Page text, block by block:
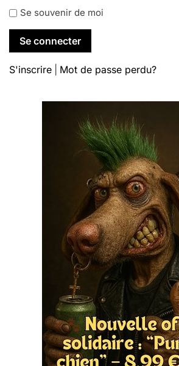
Se souvenir de moi
S'inscrire Mot de passe perdu?